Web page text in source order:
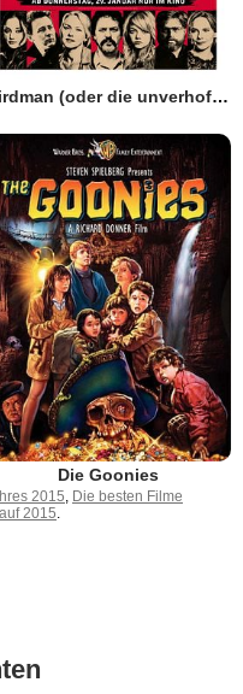
Birdman (oder die unverhoffte Macht der Ahnungslosigkeit)
Die Goonies
2015, Die besten Filme
2015.